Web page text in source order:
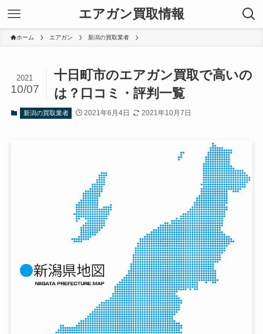
エアガン買取情報
ホーム エアガン 新潟の買取業者
十日町市のエアガン買取で高いの
は？口コミ・評判一覧
2021
10/07
新潟の買取業者 2021年6月4日 2021年10月7日